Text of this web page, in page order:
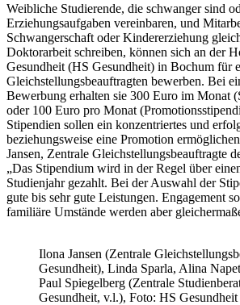
Weibliche Studierende, die schwanger sind
Erziehungsaufgaben vereinbaren, und
Schwangerschaft oder Kindererziehung
Doktorarbeit schreiben, können sich an der
Gesundheit (HS Gesundheit) in Bochum für
Gleichstellungsbeauftragten bewerben. Bei
Bewerbung erhalten sie 300 Euro im Monat
oder 100 Euro pro Monat
Stipendien sollen ein konzentriertes und
beziehungsweise eine Promotion
Jansen, Zentrale Gleichstellungsbeauftragte
„Das Stipendium wird in der Regel über
Studienjahr gezahlt. Bei der Auswahl der
gute bis sehr gute Leistungen. Engagement
familiäre Umstände werden aber
Ilona Jansen (Zentrale
Gesundheit), Linda Sparla, Alina
Paul Spiegelberg (Zentrale
Gesundheit, v.l.), Foto: HS Gesundheit